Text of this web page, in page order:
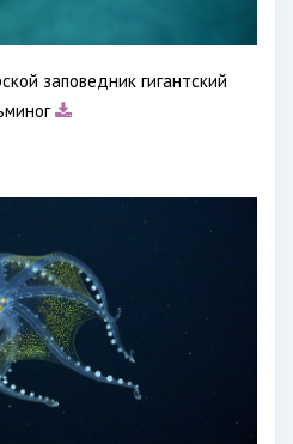
заповедник гигантский